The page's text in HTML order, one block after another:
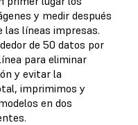
y medir después
las líneas impresas.
de 50 datos por
para eliminar
y evitar la
imprimimos y
en dos